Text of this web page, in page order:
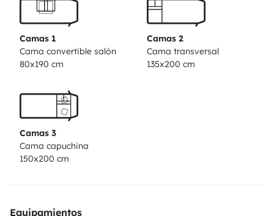
para viajar y de 5 plazas para dormir.
1,35, separado por puerta corredera del resto de la
vivienda, con aseo-inodoro y ducha
convertible en el salón.
Ventilador extractor Turbovent. Extractor en la
ducha.Campana extractora en cocina. Horno.
Frigorífico 160 L con congelador.
interior.Toldo Grande.Rueda de repuesto.Autoradio
Camas 1
Cama convertible salón
80x190 cm
Camas 2
Cama transversal
135x200 cm
Camas 3
Cama capuchina
150x200 cm
Equipamientos